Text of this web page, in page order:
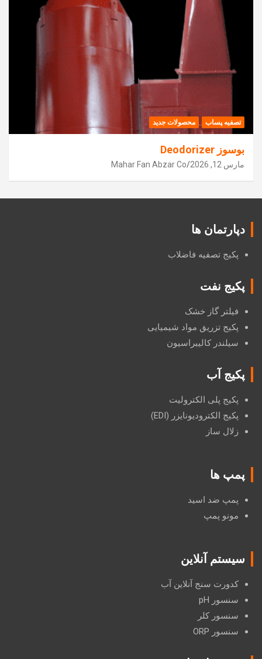
تصفیه پساب محصولات جدید
بوسوز Deodorizer
مارس 12, 2026 Mahar Fan Abzar Co
دپارتمان ها
پکیج تصفیه فاضلاب
پکیج نفت
فیلتر گاز خشک
پکیج تزریق مواد شیمیایی
سیلندر کالیبراسیون
پکیج آب
پکیج پلی الکترولیت
پکیج الکترودیونایزر (EDI)
زلال ساز
پمپ ها
پمپ ضد اسید
مونو پمپ
سیستم آنلاین
کدورت سنج آنلاین آب
سنسور pH
سنسور کلر
سنسور ORP